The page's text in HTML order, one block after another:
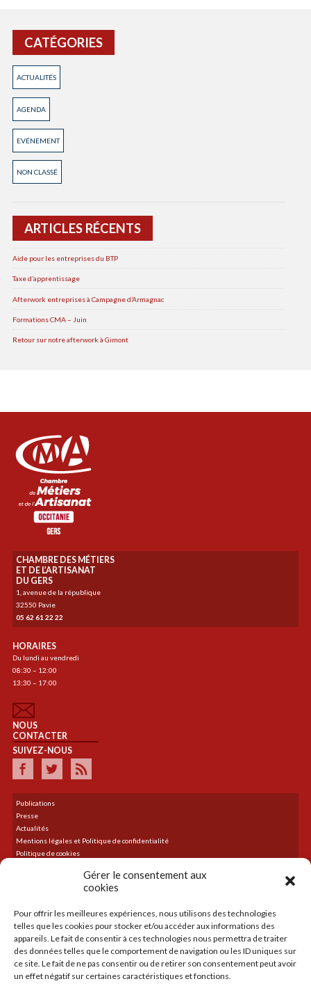
Gérer le consentement aux
cookies
Pour offrir les meilleures expériences, nous utilisons des technologies
telles que les cookies pour stocker et/ou accéder aux informations des
appareils. Le fait de consentir à ces technologies nous permettra de traiter
des données telles que le comportement de navigation ou les ID uniques sur
ce site. Le fait de ne pas consentir ou de retirer son consentement peut avoir
un effet négatif sur certaines caractéristiques et fonctions.
SUD
CATÉGORIES
ACTUALITÉS
AGENDA
EVÉNEMENT
NON CLASSÉ
ARTICLES RÉCENTS
Aide pour les entreprises du BTP
Taxe d’apprentissage
Afterwork entreprises à Campagne d’Armagnac
Formations CMA – Juin
Retour sur notre afterwork à Gimont
CHAMBRE DES MÉTIERS
ET DE L’ARTISANAT
DU GERS
1, avenue de la république
32550 Pavie
05 62 61 22 22
HORAIRES
Du lundi au vendredi
08:30 – 12:00
13:30 – 17:00
NOUS
CONTACTER
SUIVEZ-NOUS
Publications
Presse
Actualités
Mentions légales et Politique de confidentialité
Politique de cookies
DERNIER TWEET
Le flux Twitter n’est pas disponible pour le moment.